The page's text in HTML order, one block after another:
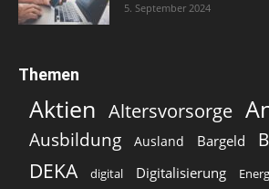
5. September 2024
Themen
Aktien Altersvorsorge
Ausbildung Ausland Bargeld
DEKA digital Digitalisierung